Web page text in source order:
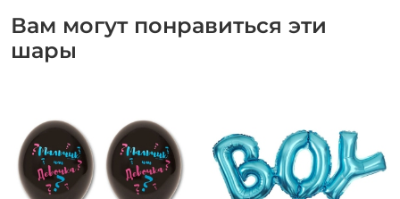
Вам могут понравиться эти
шары